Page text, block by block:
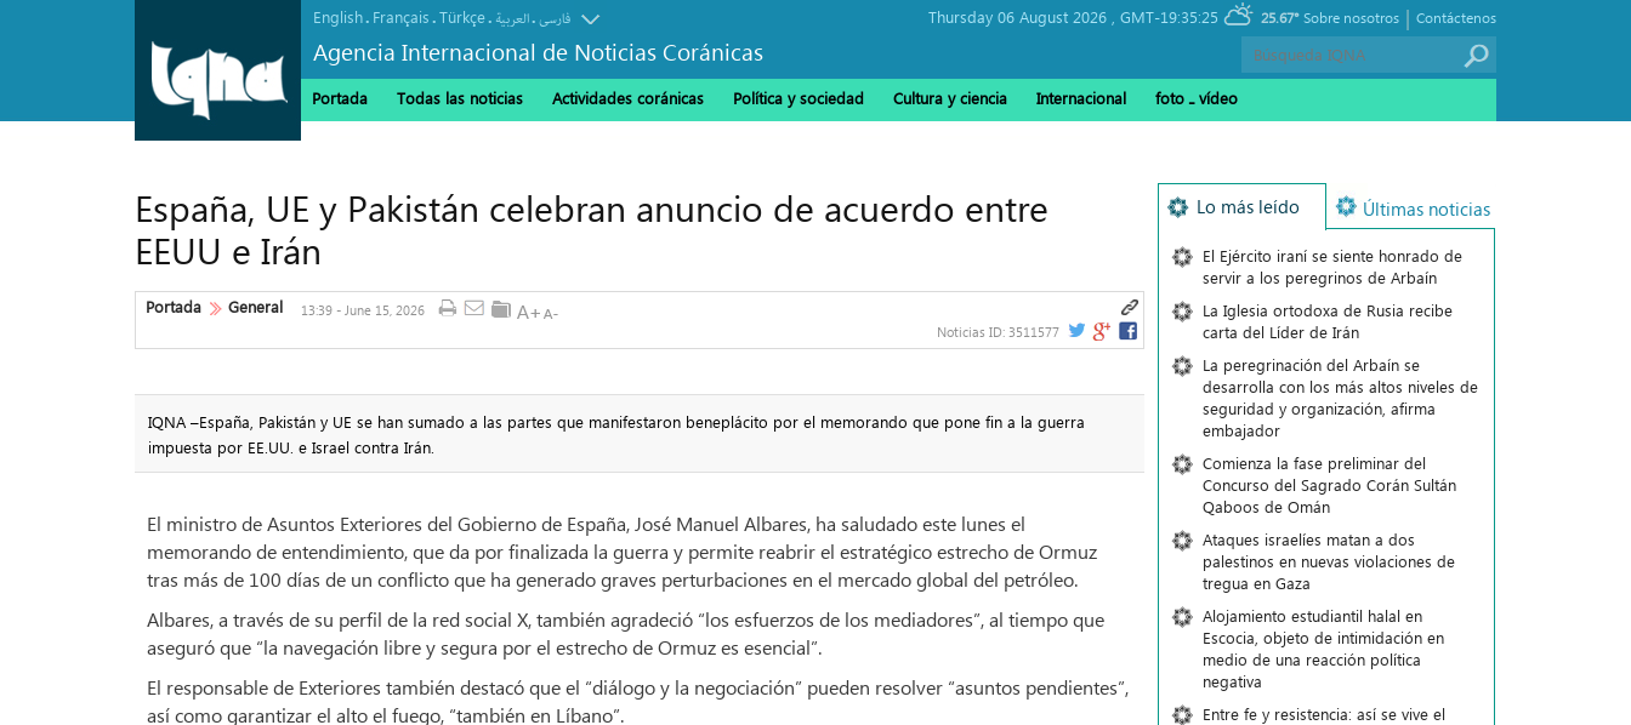
English. Français.Türkçe. العربیة.فارسی
Agencia Internacional de Noticias Coránicas
Thursday 06 August 2026 , GMT-19:35:25 25.67° Contáctenos
|
Sobre nosotros
Portada Todas las noticias Actividades coránicas Política y sociedad Cultura y ciencia Internacional foto ـ vídeo
España, UE y Pakistán celebran anuncio de acuerdo entre
EEUU e Irán
Portada General
13:39 - June 15, 2026
Noticias ID: 3511577
IQNA –España, Pakistán y UE se han sumado a las partes que manifestaron beneplácito por el memorando que pone fin a la guerra
impuesta por EE.UU. e Israel contra Irán.
El ministro de Asuntos Exteriores del Gobierno de España, José Manuel Albares, ha saludado este lunes el
memorando de entendimiento, que da por finalizada la guerra y permite reabrir el estratégico estrecho de Ormuz
tras más de 100 días de un conflicto que ha generado graves perturbaciones en el mercado global del petróleo.
Albares, a través de su perfil de la red social X, también agradeció “los esfuerzos de los mediadores”, al tiempo que
aseguró que “la navegación libre y segura por el estrecho de Ormuz es esencial”.
El responsable de Exteriores también destacó que el “diálogo y la negociación” pueden resolver “asuntos pendientes”,
así como garantizar el alto el fuego, “también en Líbano”.
Lo más leído Últimas noticias
El Ejército iraní se siente honrado de
servir a los peregrinos de Arbaín
La Iglesia ortodoxa de Rusia recibe
carta del Líder de Irán
La peregrinación del Arbaín se
desarrolla con los más altos niveles de
seguridad y organización, afirma
embajador
Comienza la fase preliminar del
Concurso del Sagrado Corán Sultán
Qaboos de Omán
Ataques israelíes matan a dos
palestinos en nuevas violaciones de
tregua en Gaza
Alojamiento estudiantil halal en
Escocia, objeto de intimidación en
medio de una reacción política
negativa
Entre fe y resistencia: así se vive el